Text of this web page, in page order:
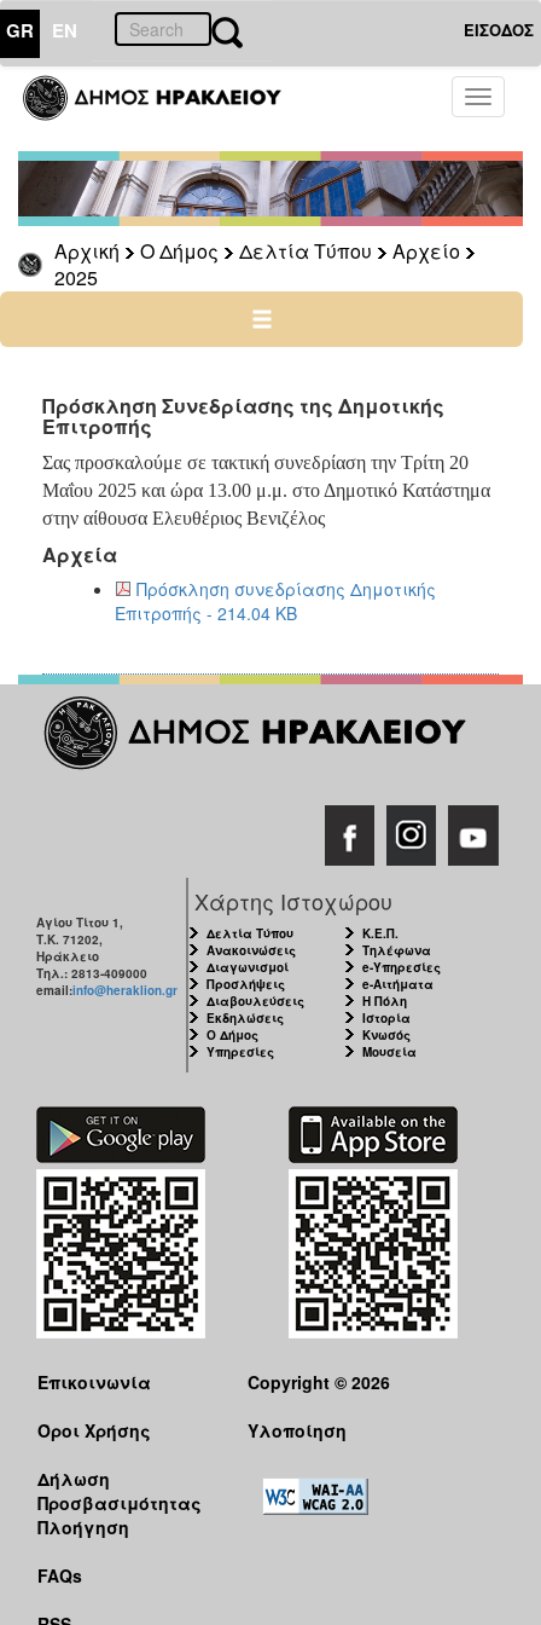
GR EN ΕΙΣΟΔΟΣ
Toggle
Αρχική Ο Δήμος Δελτία Τύπου
Αρχείο
2025
ΔΗΜΟΣ
Δελτία
Τύπου
Αρχείο
2026
2025
2022
2021
2020
2019
2018
2017
2016
2013
2012
2011
ΤΟΠΟΣ
ΜΑΣ
ΠΟΛΗ
Πρόσκληση Συνεδρίασης της Δημοτικής
Επιτροπής
Σας προσκαλούμε σε τακτική συνεδρίαση την Τρίτη 20
Μαΐου 2025 και ώρα 13.00 μ.μ. στο Δημοτικό Κατάστημα
στην αίθουσα Ελευθέριος Βενιζέλος
Αρχεία
Πρόσκληση συνεδρίασης Δημοτικής
Επιτροπής - 214.04 KB
Αγίου Τίτου 1,
Τ.Κ. 71202,
Ηράκλειο
Τηλ.: 2813-409000
email:info@heraklion.gr
Χάρτης Ιστοχώρου
Δελτία Τύπου
Ανακοινώσεις
Διαγωνισμοί
Προσλήψεις
Διαβουλεύσεις
Εκδηλώσεις
Ο Δήμος
Υπηρεσίες
Κ.Ε.Π.
Τηλέφωνα
e-Υπηρεσίες
e-Αιτήματα
Η Πόλη
Ιστορία
Κνωσός
Μουσεία
Επικοινωνία
Όροι Χρήσης
Δήλωση
Προσβασιμότητας
Πλοήγηση
FAQs
Copyright © 2026
Υλοποίηση